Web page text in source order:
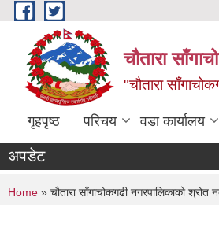
Skip to main content
चौतारा
"चौतारा
गृहपृष्ठ परिचय वडा कार्यालय
अपडेट
You are here
Home » चौतारा साँगाचोकगढी नगरपालिकाको श्रोत